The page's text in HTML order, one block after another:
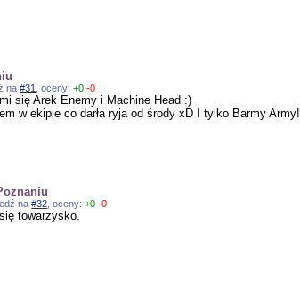
na#31 , oceny:+0 -0
się Arek Enemy i Machine Head :)
w ekipie co darła ryja od środy xD I tylko Barmy Army!
na#32 , oceny:+0 -0
towarzysko.